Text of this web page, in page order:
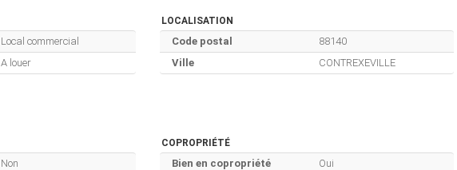
Local commercial
A louer
LOCALISATION
Code postal
88140
Ville
CONTREXEVILLE
Non
COPROPRIÉTÉ
Bien en copropriété
Oui